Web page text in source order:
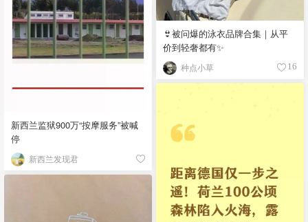
👙被问爆的泳衣品牌合集｜从平
价到轻奢都有✨
种点小草 16
新西兰监狱900万“按摩服务”被喊
停
新西兰发现君